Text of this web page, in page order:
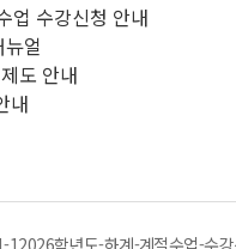
업 수강신청 안내
얼
도 안내
내